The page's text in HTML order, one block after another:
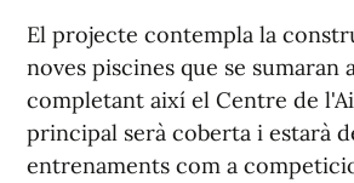
El projecte contempla la
noves piscines que se sumaran
completant així el Centre de
principal serà coberta i estarà
entrenaments com a